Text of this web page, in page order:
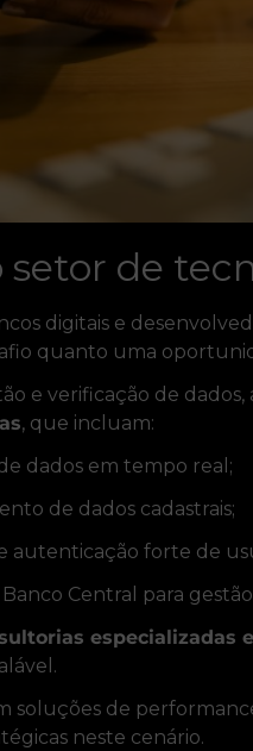
de
digitais e
quanto uma
e verificação de
, que incluam:
dados em tempo real;
de dados cadastrais;
autenticação forte de
Central para
especializadas
soluções de
neste cenário.